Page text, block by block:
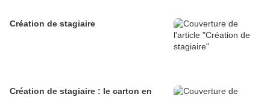
Création de stagiaire
Création de stagiaire : le carton en